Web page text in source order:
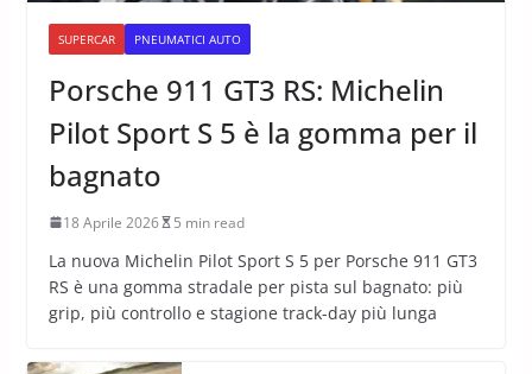
SUPERCAR PNEUMATICI AUTO
Porsche 911 GT3 RS: Michelin
Pilot Sport S 5 è la gomma per il
bagnato
18 Aprile 2026 5 min read
La nuova Michelin Pilot Sport S 5 per Porsche 911 GT3
RS è una gomma stradale per pista sul bagnato: più
grip, più controllo e stagione track-day più lunga